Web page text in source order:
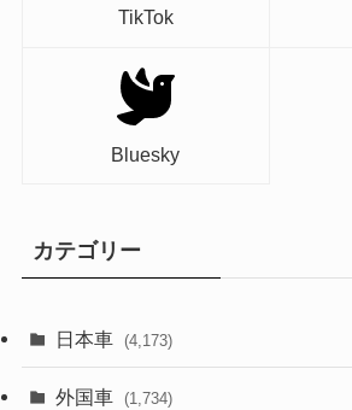
TikTok
Bluesky
カテゴリー
日本車 (4,173)
(1,321)
外国車 (1,734)